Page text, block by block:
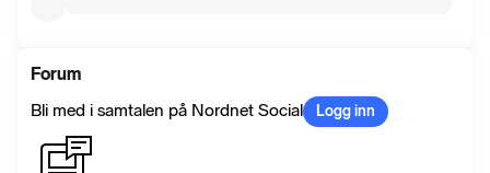
Forum
Bli med i samtalen på Nordnet Social
Logg inn